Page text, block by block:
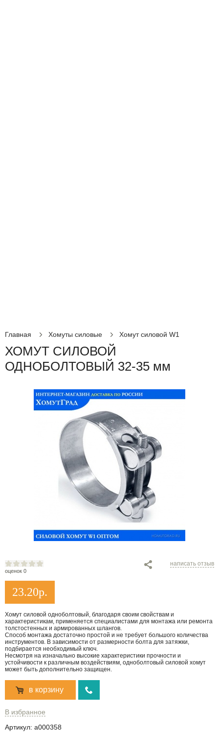
Главная Хомуты силовые Хомут силовой W1
ХОМУТ СИЛОВОЙ
ОДНОБОЛТОВЫЙ 32-35 мм
оценок 0
написать отзыв
23.20р.
Хомут силовой одноболтовый, благодаря своим свойствам и
характеристикам, применяется специалистами для монтажа или ремонта
толстостенных и армированных шлангов.
Способ монтажа достаточно простой и не требует большого количества
инструментов. В зависимости от размерности болта для затяжки,
подбирается необходимый ключ.
Несмотря на изначально высокие характеристики прочности и
устойчивости к различным воздействиям, одноболтовый силовой хомут
может быть дополнительно защищен.
в корзину
В избранное
Артикул: a000358